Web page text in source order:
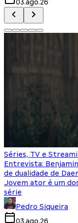
03.ago.26
Séries, TV e
Entrevista:
de dualidade de
Jovem ator é um
série
Pedro Siqueira
03.ago.26